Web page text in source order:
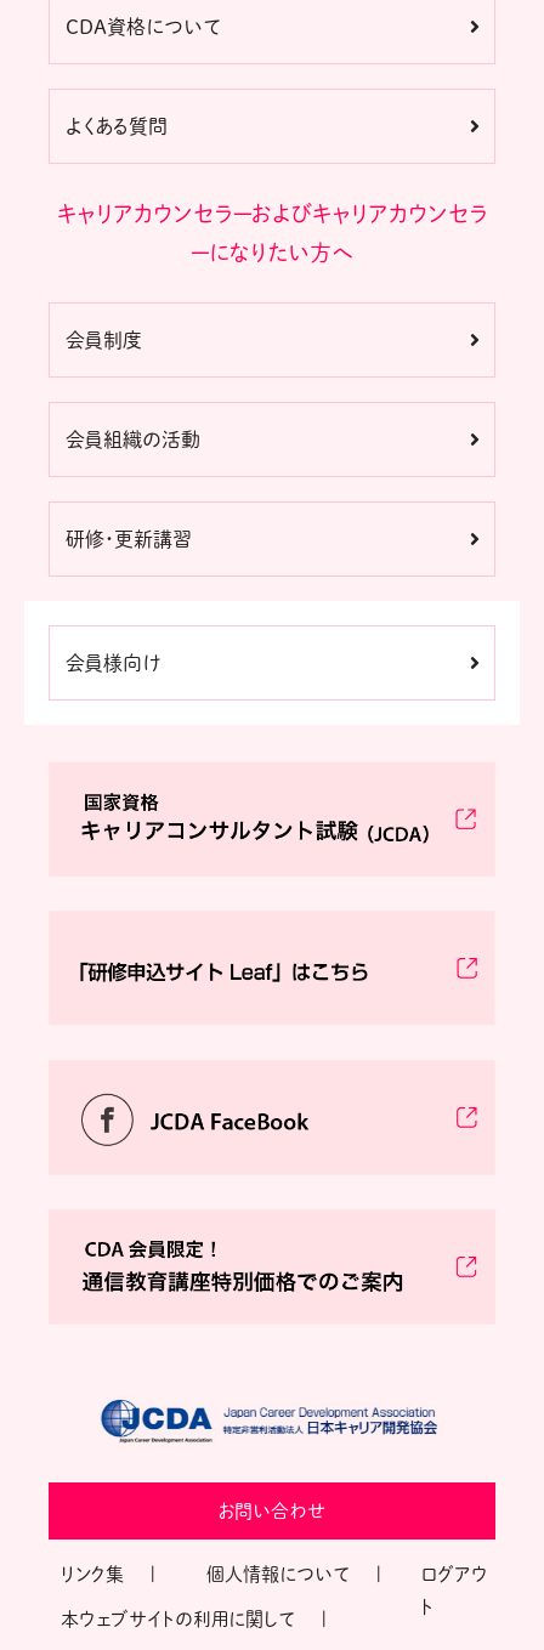
CDA資格について
よくある質問
キャリアカウンセラーおよびキャリアカウンセラ
ーになりたい方へ
会員制度
会員組織の活動
研修・更新講習
会員様向け
お問い合わせ
リンク集 個人情報について
本ウェブサイトの利用に関して
ログアウ
ト